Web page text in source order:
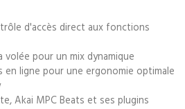
d'accès direct aux fonctions
volée pour un mix dynamique
ligne pour une ergonomie optimale
Akai MPC Beats et ses plugins